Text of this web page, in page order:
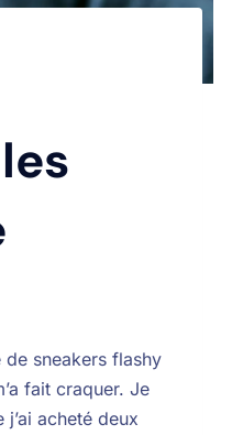
sneakers flashy
fait craquer. Je
acheté deux